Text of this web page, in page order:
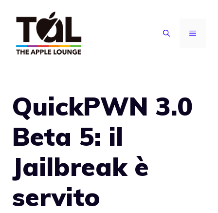
contenuto
MENU
QuickPWN 3.0
Beta 5: il
Jailbreak è
servito